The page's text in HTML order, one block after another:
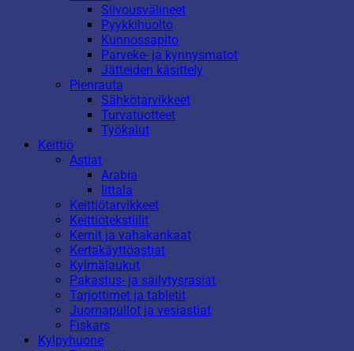
Siivousvälineet
Pyykkihuolto
Kunnossapito
Parveke- ja kynnysmatot
Jätteiden käsittely
Pienrauta
Sähkötarvikkeet
Turvatuotteet
Työkalut
Keittiö
Astiat
Arabia
Iittala
Keittiötarvikkeet
Keittiötekstiilit
Kernit ja vahakankaat
Kertakäyttöastiat
Kylmälaukut
Pakastus- ja säilytysrasiat
Tarjottimet ja tabletit
Juomapullot ja vesiastiat
Fiskars
Kylpyhuone